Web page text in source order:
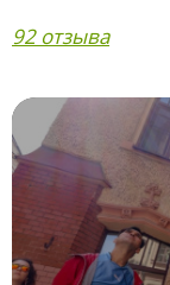
92 отзыва